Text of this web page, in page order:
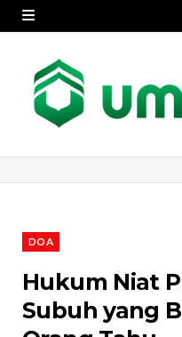
DOA
Hukum Niat
Subuh yang